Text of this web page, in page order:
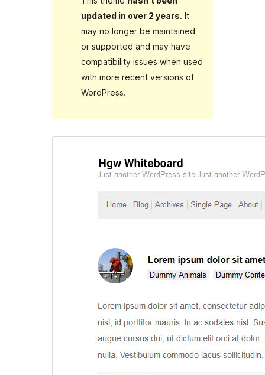
updated in over 2 years. It
may no longer be maintained
or supported and may have
compatibility issues when used
with more recent versions of
WordPress.